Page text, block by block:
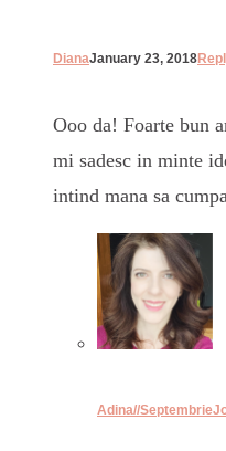
DianaJanuary 23, 2018
Ooo da! Foarte bun
mi sadesc in minte
intind mana sa
Adina//